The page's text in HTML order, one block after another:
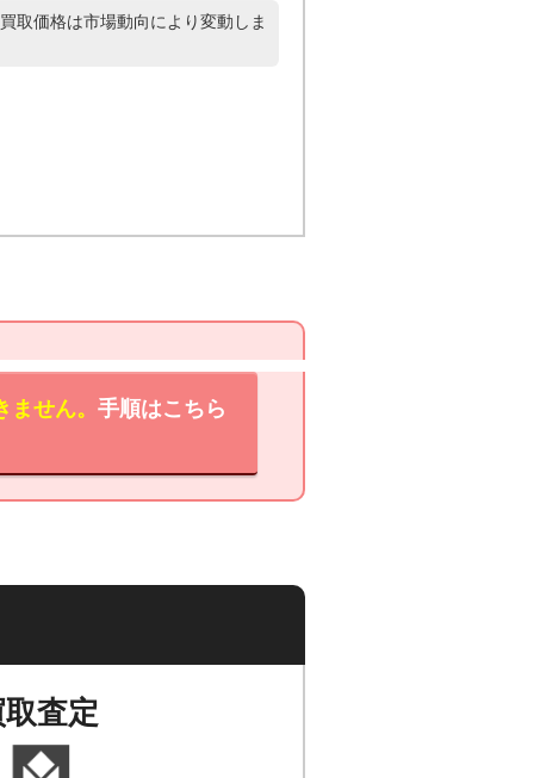
取価格は市場動向により変動しま
せん。 手順はこちら
査定